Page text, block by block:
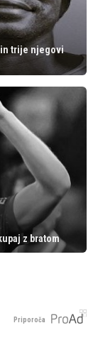
in trije njegovi
z bratom
Priporoča